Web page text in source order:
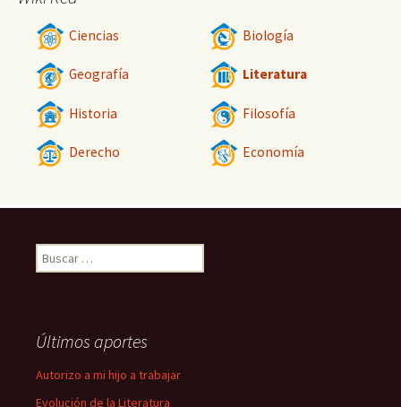
Ciencias Biología
Geografía Literatura
Historia Filosofía
Derecho Economía
Buscar:
Últimos aportes
Autorizo a mi hijo a trabajar
Evolución de la Literatura